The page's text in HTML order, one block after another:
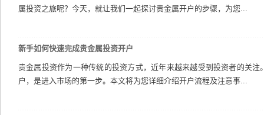
属投资之旅呢？今天，就让我们一起探讨贵金属开户的步骤，为您...
新手如何快速完成贵金属投资开户
贵金属投资作为一种传统的投资方式，近年来越来越受到投资者的关
户，是进入市场的第一步。本文将为您详细介绍开户流程及注意事...